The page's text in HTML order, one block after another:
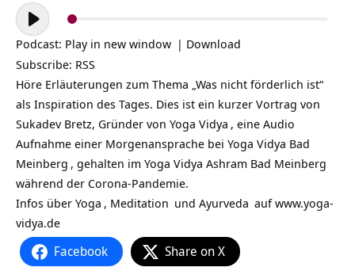
Audio-
Player
Podcast: Play in new window | Download
Subscribe: RSS
Höre Erläuterungen zum Thema „Was nicht förderlich ist“
als Inspiration des Tages. Dies ist ein kurzer Vortrag von
Sukadev Bretz, Gründer von Yoga Vidya , eine Audio
Aufnahme einer Morgenansprache bei Yoga Vidya Bad
Meinberg , gehalten im Yoga Vidya Ashram Bad Meinberg
während der Corona-Pandemie.
Infos über Yoga , Meditation und Ayurveda aufwww.yoga-
vidya.de
Facebook Share on X